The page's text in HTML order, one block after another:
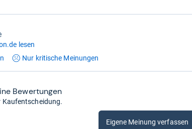
lesen
Nur kritische Meinungen
Bewertungen
Kaufentscheidung.
Eigene Meinung verfassen